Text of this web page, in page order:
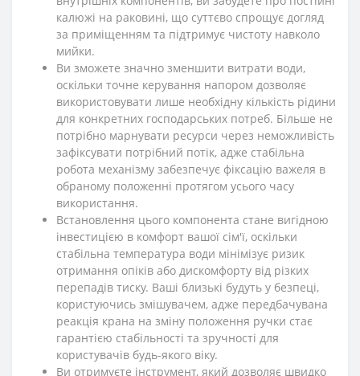
калюжі на раковині, що суттєво спрощує догляд
за приміщенням та підтримує чистоту навколо
мийки.
Ви зможете значно зменшити витрати води,
оскільки точне керування напором дозволяє
використовувати лише необхідну кількість рідини
для конкретних господарських потреб. Більше не
потрібно марнувати ресурси через неможливість
зафіксувати потрібний потік, адже стабільна
робота механізму забезпечує фіксацію важеля в
обраному положенні протягом усього часу
використання.
Встановлення цього компонента стане вигідною
інвестицією в комфорт вашої сім'ї, оскільки
стабільна температура води мінімізує ризик
отримання опіків або дискомфорту від різких
перепадів тиску. Ваші близькі будуть у безпеці,
користуючись змішувачем, адже передбачувана
реакція крана на зміну положення ручки стає
гарантією стабільності та зручності для
користувачів будь-якого віку.
Ви отримуєте інструмент, який дозволяє швидко